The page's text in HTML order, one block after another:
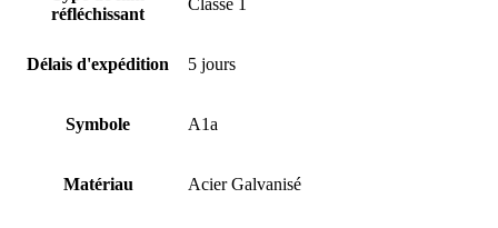
réfléchissant
Délais d'expédition 5 jours
Symbole A1a
Matériau Acier Galvanisé